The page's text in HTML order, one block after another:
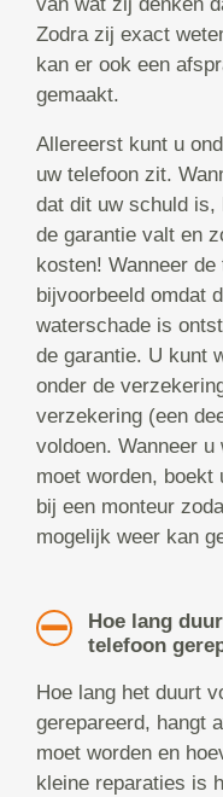
Zodra zij exact
kan er ook een
gemaakt.
Allereerst kunt u
uw telefoon zit.
dat dit uw schuld is,
de garantie valt en
kosten! Wanneer
bijvoorbeeld omdat
waterschade is
de garantie. U kunt
onder de
verzekering (een
voldoen. Wanneer
moet worden, boekt
bij een monteur
mogelijk weer kan
Hoe lang
telefoon
Hoe lang het duurt
gerepareerd, hangt
moet worden en
kleine reparaties is